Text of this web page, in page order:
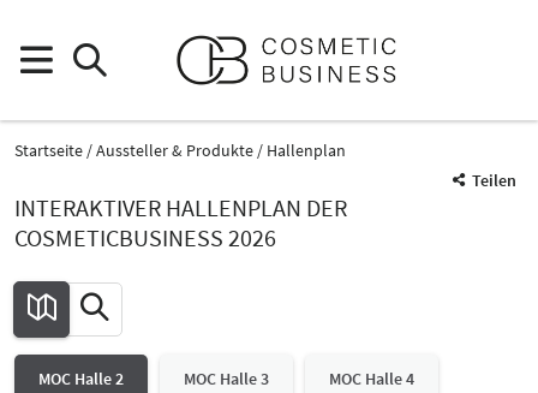
Startseite Aussteller & Produkte
Hallenplan
Teilen
INTERAKTIVER HALLENPLAN DER
COSMETICBUSINESS 2026
MOC Halle 2 MOC Halle 3 MOC Halle 4